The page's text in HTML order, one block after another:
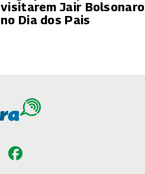
visitarem Jair Bolsonaro
no Dia dos Pais